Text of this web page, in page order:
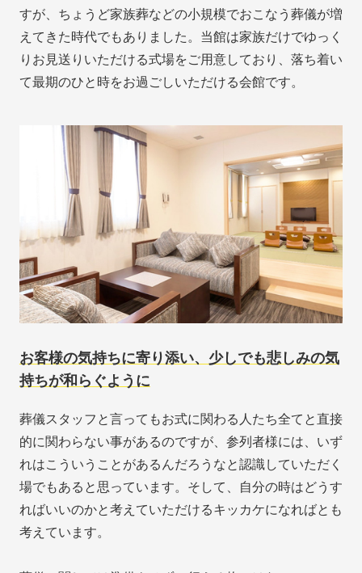
すが、ちょうど家族葬などの小規模でおこなう葬儀が増
えてきた時代でもありました。当館は家族だけでゆっく
りお見送りいただける式場をご用意しており、落ち着い
て最期のひと時をお過ごしいただける会館です。
お客様の気持ちに寄り添い、少しでも悲しみの気
持ちが和らぐように
葬儀スタッフと言ってもお式に関わる人たち全てと直接
的に関わらない事があるのですが、参列者様には、いず
れはこういうことがあるんだろうなと認識していただく
場でもあると思っています。そして、自分の時はどうす
ればいいのかと考えていただけるキッカケになればとも
考えています。